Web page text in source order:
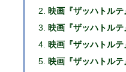
映画『ザッハトル
映画『ザッハトルテ
映画『ザッハトル
映画『ザッハトル